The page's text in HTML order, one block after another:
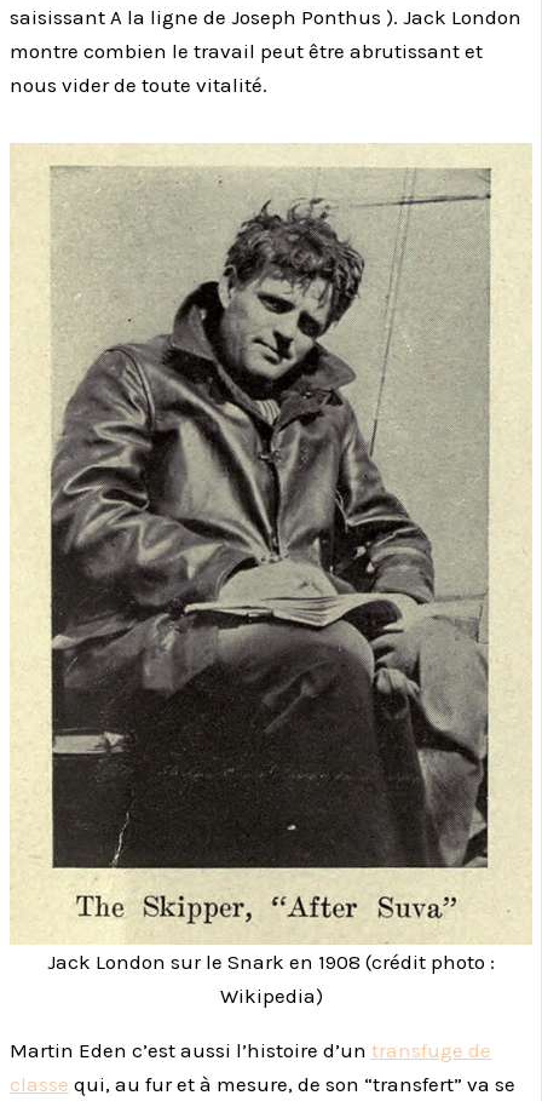
saisissant A la ligne de Joseph Ponthus ). Jack London
montre combien le travail peut être abrutissant et
nous vider de toute vitalité.
Jack London sur le Snark en 1908 (crédit photo :
Wikipedia)
Martin Eden c’est aussi l’histoire d’un transfuge de
classe qui, au fur et à mesure, de son “transfert” va se